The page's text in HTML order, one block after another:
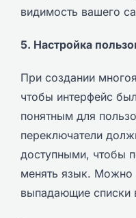
видимость вашего
5. Настройка
При создании
чтобы интерфейс
понятным для
переключатели
доступными, чтобы
менять язык. Можно
выпадающие списки